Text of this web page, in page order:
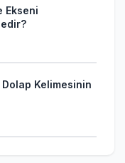
Ekseni
Dolap Kelimesinin